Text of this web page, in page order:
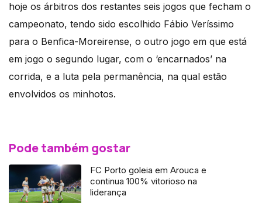
hoje os árbitros dos restantes seis jogos que fecham o
campeonato, tendo sido escolhido Fábio Veríssimo
para o Benfica-Moreirense, o outro jogo em que está
em jogo o segundo lugar, com o ‘encarnados’ na
corrida, e a luta pela permanência, na qual estão
envolvidos os minhotos.
Pode também gostar
FC Porto goleia em Arouca e
continua 100% vitorioso na
liderança